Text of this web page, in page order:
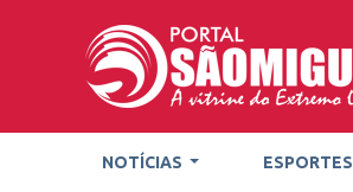
NOTÍCIAS ESPORTES